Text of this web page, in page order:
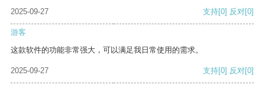
2025-09-27 支持[0] 反对[0]
游客
这款软件的功能非常强大，可以满足我日常使用的需求。
2025-09-27 支持[0] 反对[0]